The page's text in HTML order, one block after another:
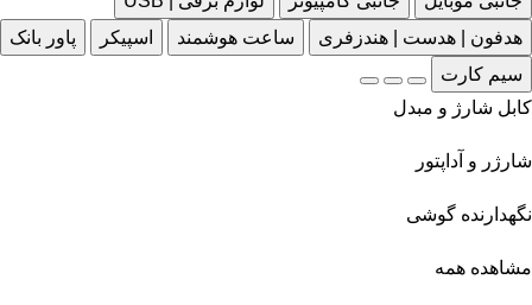
هدفون | هدست | هندزفری
ساعت هوشمند اسپیکر
پاور بانک
سیم کارت
کابل شارژ و مبدل
شارژر و آداپتور
نگهدارنده گوشی
مشاهده همه